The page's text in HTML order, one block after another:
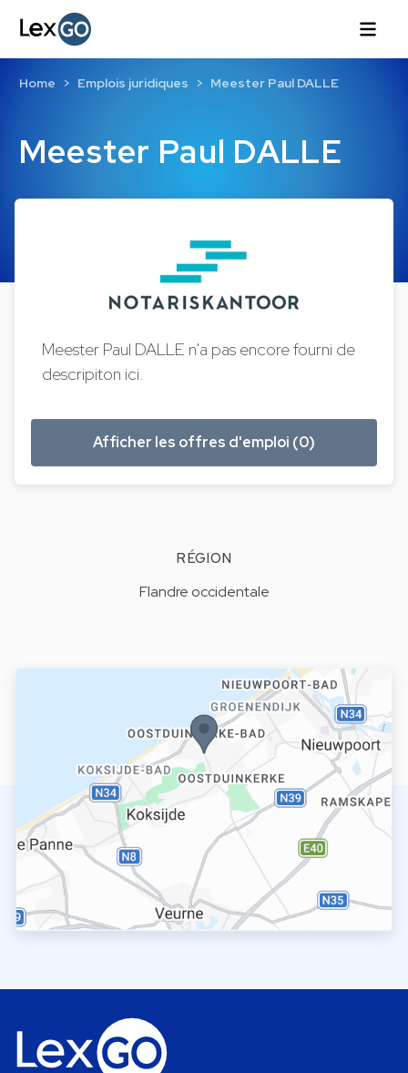
Meester Paul DALLE
Home Emplois juridiques Meester Paul DALLE
Meester Paul DALLE n'a pas encore fourni de
descripiton ici.
Afficher les offres d'emploi (0)
RÉGION
Flandre occidentale